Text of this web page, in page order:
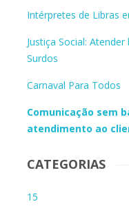
Intérpretes de Libras
Justiça Social:
Surdos
Carnaval Para Todos
Comunicação sem
atendimento ao
CATEGORIAS
15